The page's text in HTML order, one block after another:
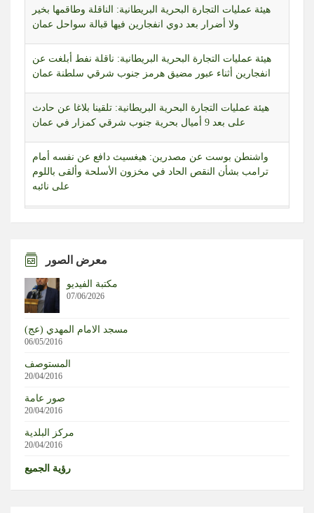
هيئة عمليات التجارة البحرية البريطانية: ناقلة نفط أبلغت عن
انفجارين أثناء عبور مضيق هرمز جنوب شرقي سلطنة عمان
هيئة عمليات التجارة البحرية البريطانية: تلقينا بلاغا عن حادث
على بعد 9 أميال بحرية جنوب شرقي كمزار في عمان
واشنطن بوست عن مصدرين: هيغسيث دافع عن نفسه أمام
ترامب بشأن النقص الحاد في مخزون الأسلحة وألقى باللوم
على نائبه
واشنطن بوست عن مسؤولين: هيغسيث أقنع ترامب بأن العمل
العسكري ضد إيران سيكون بمثابة انتصار سريع وسهل نسبيا
واشنطن بوست عن مسؤولين: استياء ترامب من وزير دفاعه
إيران
قوات العدو الإسرائيلي تقتحم بلدة بيت إمرين شمال غرب
نابلس في الضفة الغربية المحتلة
رئيس الوزراء الكندي يسخر من ترامب بعد تعطل جهاز التلقين
واشنطن بوست: اشتباك بين ترامب وهيغسيث في كامب ديفيد
معرض الصور
مكتبة الفيديو
07/06/2026
مسجد الامام المهدي (عج)
06/05/2016
المستوصف
20/04/2016
صور عامة
20/04/2016
مركز البلدية
20/04/2016
رؤية الجميع